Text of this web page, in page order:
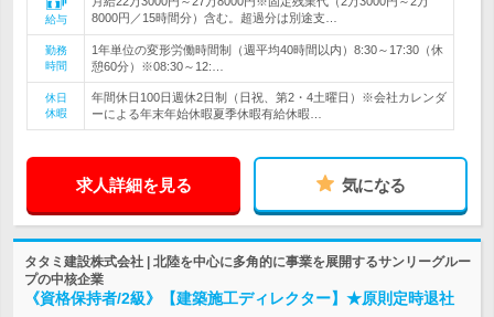
給与
8000円／15時間分）含む。超過分は別途支…
勤務
時間
1年単位の変形労働時間制（週平均40時間以内）8:30～17:30（休
憩60分）※08:30～12:…
休日
休暇
年間休日100日週休2日制（日祝、第2・4土曜日）※会社カレンダ
ーによる年末年始休暇夏季休暇有給休暇…
求人詳細を見る 気になる
タタミ建設株式会社 | 北陸を中心に多角的に事業を展開するサンリーグルー
プの中核企業
《資格保持者/2級》【建築施工ディレクター】★原則定時退社